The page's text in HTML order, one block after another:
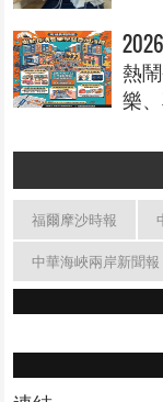
熱
樂
福爾摩沙時報
中華海峽兩岸新聞報